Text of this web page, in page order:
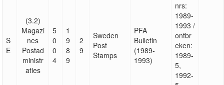
S
E
(3.2)
Magazi
nes
Postad
ministr
aties
5
0
0
4
1
9
8
9
2
9
Sweden
Post
Stamps
PFA
Bulletin
(1989-
1993)
nrs:
1989-
1993 /
ontbr
eken:
1989-
5,
1992-